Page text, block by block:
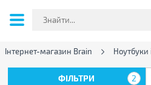
Інтернет-магазин Brain Ноутбуки
ФІЛЬТРИ 2
ФІЛЬТРИ 2